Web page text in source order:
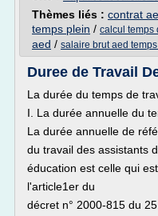
Thèmes liés : contrat
temps plein / calcul temps
aed / salaire brut aed
Duree de Travail
La durée du temps de
I. La durée annuelle du
La durée annuelle de
du travail des assistants
éducation est celle qui
l'article1er du
décret n° 2000-815 du